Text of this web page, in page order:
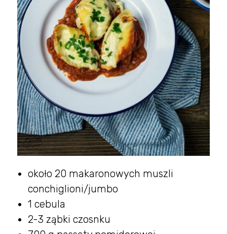
około 20 makaronowych muszli
conchiglioni/jumbo
1 cebula
2-3 ząbki czosnku